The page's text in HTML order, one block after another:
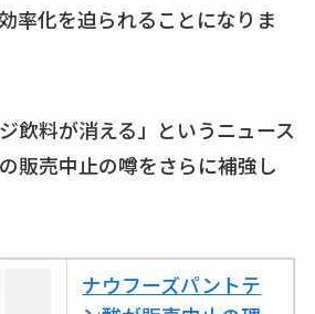
率化を迫られることになりま
飲料が消える」というニュース
販売中止の噂をさらに補強し
ナウフーズパントテ